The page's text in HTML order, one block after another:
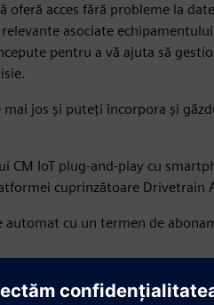
acces fără probleme la
asociate
pentru a vă ajuta să
jos și puteți încorpora și
IoT plug-and-play cu
cuprinzătoare Drivetrain
cu un termen de